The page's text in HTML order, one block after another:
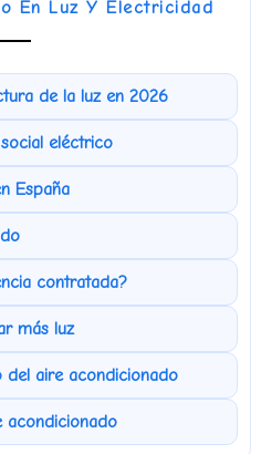
En Luz Y Electricidad
de la luz en 2026
eléctrico
España
contratada?
más luz
aire acondicionado
acondicionado